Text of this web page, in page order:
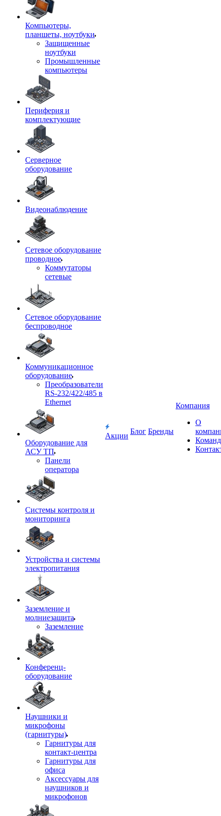
Компьютеры,
планшеты, ноутбуки
Защищенные
ноутбуки
Промышленные
компьютеры
Периферия и
комплектующие
Серверное
оборудование
Видеонаблюдение
Сетевое оборудование
проводное
Коммутаторы
сетевые
Сетевое оборудование
беспроводное
Коммуникационное
оборудование
Преобразователи
RS-232/422/485 в
Ethernet
Оборудование для
АСУ ТП
Панели
оператора
Системы контроля и
мониторинга
Устройства и системы
электропитания
Заземление и
молниезащита
Заземление
Конференц-
оборудование
Наушники и
микрофоны
(гарнитуры)
Гарнитуры для
контакт-центра
Гарнитуры для
офиса
Аксессуары для
наушников и
микрофонов
Акции
Блог Бренды
Компания
О